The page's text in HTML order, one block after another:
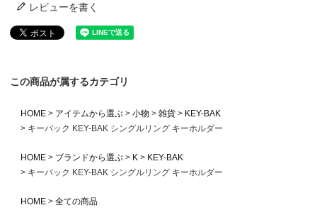
レビューを書く
この商品が属するカテゴリ
HOME アイテムから選ぶ 小物 雑貨
KEY-BAK
キーバック KEY-BAK シングルリング キーホルダー
HOME ブランドから選ぶ K
KEY-BAK
キーバック KEY-BAK シングルリング キーホルダー
HOME
全ての商品